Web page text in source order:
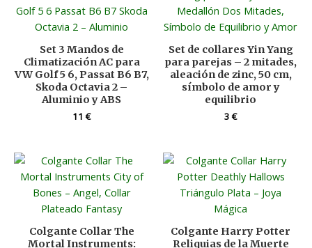
Set 3 Mandos de
Climatización AC para
VW Golf 5 6, Passat B6 B7,
Skoda Octavia 2 –
Aluminio y ABS
11€
Set de collares Yin Yang
para parejas – 2 mitades,
aleación de zinc, 50 cm,
símbolo de amor y
equilibrio
3€
Colgante Collar The
Mortal Instruments:
Colgante Harry Potter
Reliquias de la Muerte